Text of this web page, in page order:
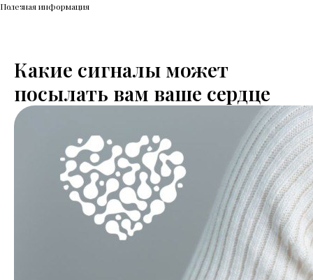
Полезная информация
Какие сигналы может
посылать вам ваше сердце